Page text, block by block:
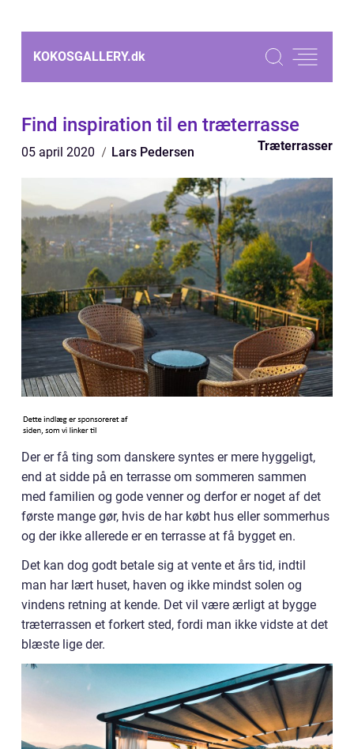
KOKOSGALLERY.dk
Find inspiration til en træterrasse
05 april 2020 Lars Pedersen Træterrasser
Der er få ting som danskere syntes er mere hyggeligt,
end at sidde på en terrasse om sommeren sammen
med familien og gode venner og derfor er noget af det
første mange gør, hvis de har købt hus eller sommerhus
og der ikke allerede er en terrasse at få bygget en.
Det kan dog godt betale sig at vente et års tid, indtil
man har lært huset, haven og ikke mindst solen og
vindens retning at kende. Det vil være ærligt at bygge
træterrassen et forkert sted, fordi man ikke vidste at det
blæste lige der.